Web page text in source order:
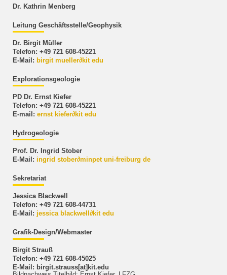
Dr. Kathrin Menberg
Leitung Geschäftsstelle/Geophysik
Dr. Birgit Müller
Telefon: +49 721 608-45221
E-Mail: birgit mueller∂kit edu
Explorationsgeologie
PD Dr. Ernst Kiefer
Telefon: +49 721 608-45221
E-mail: ernst kiefer∂kit edu
Hydrogeologie
Prof. Dr. Ingrid Stober
E-Mail: ingrid stober∂minpet uni-freiburg de
Sekretariat
Jessica Blackwell
Telefon: +49 721 608-44731
E-Mail: jessica blackwell ∂kit edu
Grafik-Design/Webmaster
Birgit Strauß
Telefon: +49 721 608-45025
E-Mail: birgit.strauss[at]kit.edu